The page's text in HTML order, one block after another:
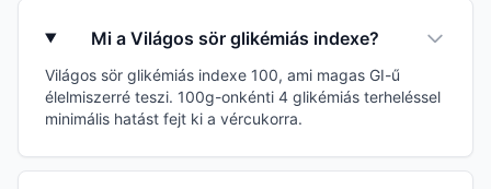
Mi a Világos sör glikémiás indexe?
Világos sör glikémiás indexe 100, ami magas GI-ű
élelmiszerré teszi. 100g-onkénti 4 glikémiás terheléssel
minimális hatást fejt ki a vércukorra.